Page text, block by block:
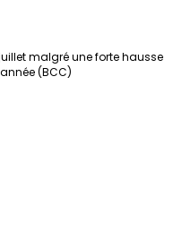
malgré une forte hausse
(BCC)